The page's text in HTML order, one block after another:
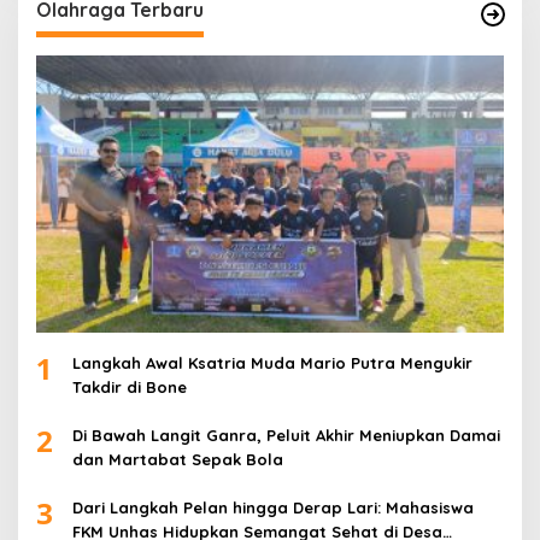
Olahraga Terbaru
1
Langkah Awal Ksatria Muda Mario Putra Mengukir
Takdir di Bone
2
Di Bawah Langit Ganra, Peluit Akhir Meniupkan Damai
dan Martabat Sepak Bola
3
Dari Langkah Pelan hingga Derap Lari: Mahasiswa
FKM Unhas Hidupkan Semangat Sehat di Desa